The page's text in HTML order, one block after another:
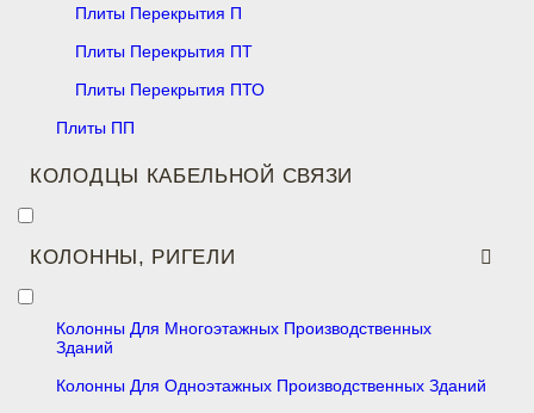
Плиты Перекрытия П
Плиты Перекрытия ПТ
Плиты Перекрытия ПТО
Плиты ПП
КОЛОДЦЫ КАБЕЛЬНОЙ СВЯЗИ
КОЛОННЫ, РИГЕЛИ
Колонны Для Многоэтажных Производственных
Зданий
Колонны Для Одноэтажных Производственных Зданий